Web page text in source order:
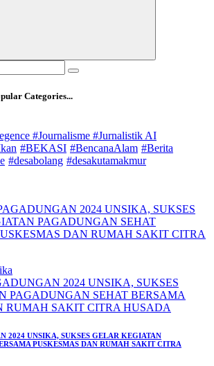
Categories...
#Journalisme #Jurnalistik AI
#BEKASI #BencanaAlam #Berita
#desabolang #desakutamakmur
2024 UNSIKA, SUKSES
PAGADUNGAN SEHAT
DAN RUMAH SAKIT CITRA
2024 UNSIKA, SUKSES GELAR KEGIATAN
PUSKESMAS DAN RUMAH SAKIT CITRA